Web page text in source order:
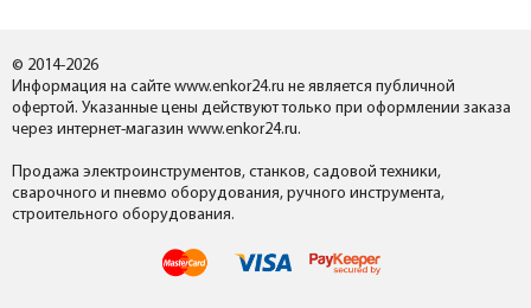
© 2014-2026
Информация на сайте www.enkor24.ru не является публичной
офертой. Указанные цены действуют только при оформлении заказа
через интернет-магазин www.enkor24.ru.
Продажа электроинструментов, станков, садовой техники,
сварочного и пневмо оборудования, ручного инструмента,
строительного оборудования.